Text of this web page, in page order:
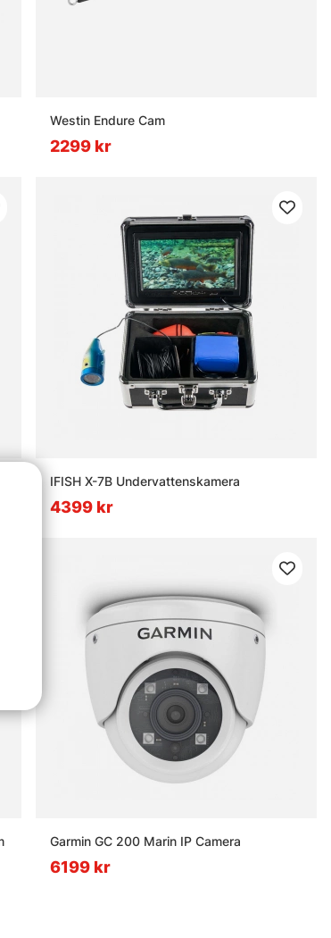
Westin Endure Cam
2299 kr
IFISH X-7B Undervattenskamera
4399 kr
Garmin GC 200 Marin IP Camera
6199 kr